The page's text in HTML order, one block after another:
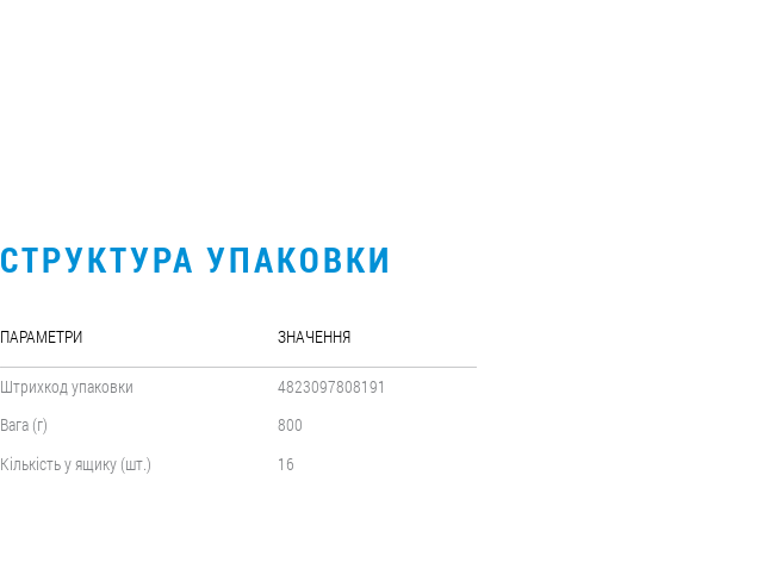
СТРУКТУРА УПАКОВКИ
ПАРАМЕТРИ ЗНАЧЕННЯ
Штрихкод упаковки
4823097808191
Вага (г)
800
Кількість у ящику (шт.)
16